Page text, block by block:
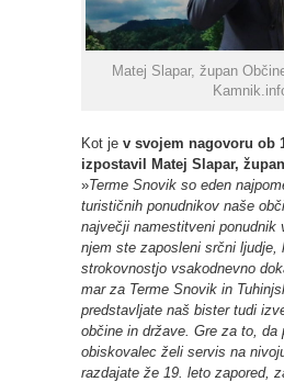
Matej Slapar, župan
Kot je v svojem nagovoru ob
izpostavil Matej Slapar,
»Terme Snovik so eden
turističnih ponudnikov naše
največji namestitveni ponudnik
njem ste zaposleni srčni ljudje,
strokovnostjo vsakodnevno
mar za Terme Snovik in
predstavljate naš bister tudi
občine in države. Gre za to, da
obiskovalec želi servis na
razdajate že 19. leto zapored,